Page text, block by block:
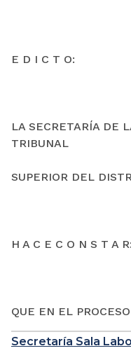
E D I C T O:
LA SECRETARÍA DE
TRIBUNAL
SUPERIOR DEL
H A C E C O N S T A R:
QUE EN EL
Secretaría Sala